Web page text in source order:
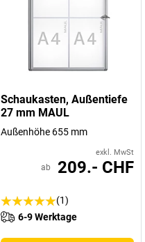
Schaukasten, Außentiefe
27 mm MAUL
Außenhöhe 655 mm
exkl. MwSt
ab 209.- CHF
(1)
6-9 Werktage